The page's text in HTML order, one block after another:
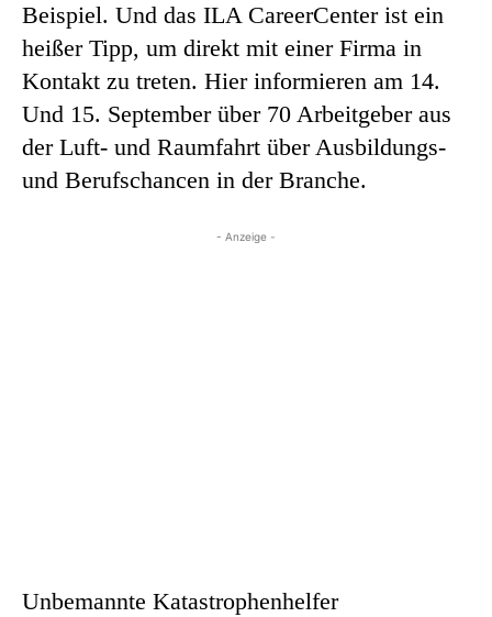
Beispiel. Und das ILA CareerCenter ist ein
heißer Tipp, um direkt mit einer Firma in
Kontakt zu treten. Hier informieren am 14.
Und 15. September über 70 Arbeitgeber aus
der Luft- und Raumfahrt über Ausbildungs-
und Berufschancen in der Branche.
- Anzeige -
Unbemannte Katastrophenhelfer